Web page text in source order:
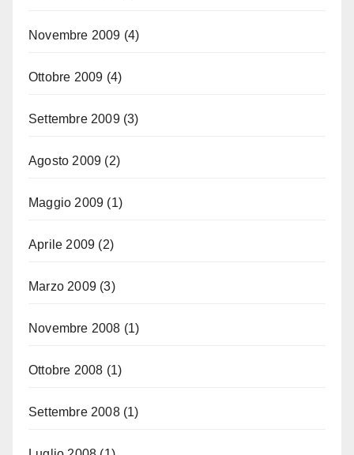
Novembre 2009 (4)
Ottobre 2009 (4)
Settembre 2009(3)
Agosto 2009 (2)
Maggio 2009 (1)
Aprile 2009 (2)
Marzo 2009 (3)
Novembre 2008 (1)
Ottobre 2008 (1)
Settembre 2008(1)